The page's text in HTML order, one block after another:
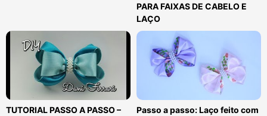
PARA FAIXAS DE CABELO E
LAÇO
TUTORIAL PASSO A PASSO –
Passo a passo: Laço feito com